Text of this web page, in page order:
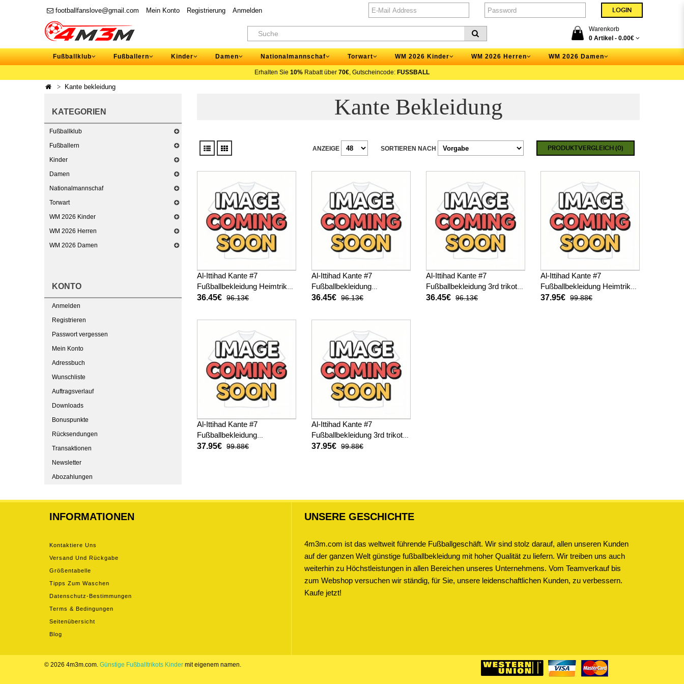
footballfanslove@gmail.com Mein Konto Registrierung Anmelden
Warenkorb
0 Artikel - 0.00€
Fußballklub Fußballern Kinder Damen Nationalmannschaf Torwart WM 2026 Kinder WM 2026 Herren WM 2026 Damen
Erhalten Sie 10% Rabatt über 70€, Gutscheincode: FUSSBALL
Kante bekleidung
KATEGORIEN
Fußballklub
Fußballern
Kinder
Damen
Nationalmannschaf
Torwart
WM 2026 Kinder
WM 2026 Herren
WM 2026 Damen
KONTO
Anmelden
Registrieren
Passwort vergessen
Mein Konto
Adressbuch
Wunschliste
Auftragsverlauf
Downloads
Bonuspunkte
Rücksendungen
Transaktionen
Newsletter
Abozahlungen
Kante Bekleidung
PRODUKTVERGLEICH (0)
SORTIEREN NACH
ANZEIGE
Al-Ittihad Kante #7
Fußballbekleidung Heimtrikot
Kinder 2025-26 Kurzarm (+
36.45€ 96.13€
Al-Ittihad Kante #7
Fußballbekleidung
Auswärtstrikot Kinder 2025-
36.45€ 96.13€
Al-Ittihad Kante #7
Fußballbekleidung 3rd trikot
Kinder 2025-26 Kurzarm (+
36.45€ 96.13€
Al-Ittihad Kante #7
Fußballbekleidung Heimtrikot
2025-26 Kurzarm
37.95€ 99.88€
Al-Ittihad Kante #7
Fußballbekleidung
Auswärtstrikot 2025-26
37.95€ 99.88€
Al-Ittihad Kante #7
Fußballbekleidung 3rd trikot
2025-26 Kurzarm
37.95€ 99.88€
INFORMATIONEN
Kontaktiere Uns
Versand Und Rückgabe
Größentabelle
Tipps Zum Waschen
Datenschutz-Bestimmungen
Terms & Bedingungen
Seitenübersicht
Blog
UNSERE GESCHICHTE
4m3m.com ist das weltweit führende Fußballgeschäft. Wir sind stolz darauf, allen unseren Kunden
auf der ganzen Welt günstige fußballbekleidung mit hoher Qualität zu liefern. Wir treiben uns auch
weiterhin zu Höchstleistungen in allen Bereichen unseres Unternehmens. Vom Teamverkauf bis
zum Webshop versuchen wir ständig, für Sie, unsere leidenschaftlichen Kunden, zu verbessern.
Kaufe jetzt!
© 2026 4m3m.com. Günstige Fußballtrikots Kinder mit eigenem namen.